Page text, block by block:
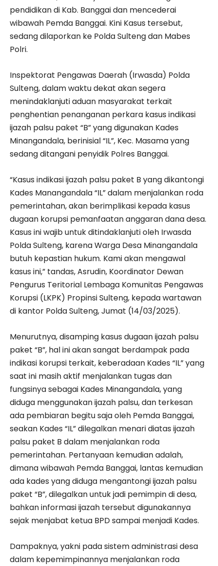
pendidikan di Kab. Banggai dan mencederai
wibawah Pemda Banggai. Kini Kasus tersebut,
sedang dilaporkan ke Polda Sulteng dan Mabes
Polri.
Inspektorat Pengawas Daerah (Irwasda) Polda
Sulteng, dalam waktu dekat akan segera
menindaklanjuti aduan masyarakat terkait
penghentian penanganan perkara kasus indikasi
ijazah palsu paket “B” yang digunakan Kades
Minangandala, berinisial “IL”, Kec. Masama yang
sedang ditangani penyidik Polres Banggai.
“Kasus indikasi ijazah palsu paket B yang dikantongi
Kades Manangandala “IL” dalam menjalankan roda
pemerintahan, akan berimplikasi kepada kasus
dugaan korupsi pemanfaatan anggaran dana desa.
Kasus ini wajib untuk ditindaklanjuti oleh Irwasda
Polda Sulteng, karena Warga Desa Minangandala
butuh kepastian hukum. Kami akan mengawal
kasus ini,” tandas, Asrudin, Koordinator Dewan
Pengurus Teritorial Lembaga Komunitas Pengawas
Korupsi (LKPK) Propinsi Sulteng, kepada wartawan
di kantor Polda Sulteng, Jumat (14/03/2025).
Menurutnya, disamping kasus dugaan ijazah palsu
paket “B”, hal ini akan sangat berdampak pada
indikasi korupsi terkait, keberadaan Kades “IL” yang
saat ini masih aktif menjalankan tugas dan
fungsinya sebagai Kades Minangandala, yang
diduga menggunakan ijazah palsu, dan terkesan
ada pembiaran begitu saja oleh Pemda Banggai,
seakan Kades “IL” dilegalkan menari diatas ijazah
palsu paket B dalam menjalankan roda
pemerintahan. Pertanyaan kemudian adalah,
dimana wibawah Pemda Banggai, lantas kemudian
ada kades yang diduga mengantongi ijazah palsu
paket “B”, dilegalkan untuk jadi pemimpin di desa,
bahkan informasi ijazah tersebut digunakannya
sejak menjabat ketua BPD sampai menjadi Kades.
Dampaknya, yakni pada sistem administrasi desa
dalam kepemimpinannya menjalankan roda